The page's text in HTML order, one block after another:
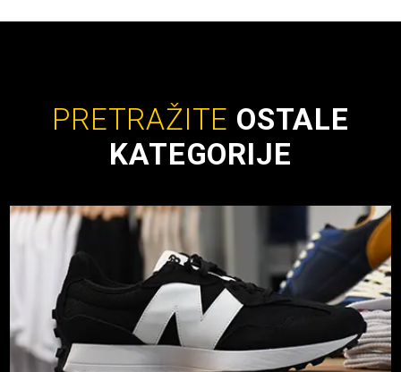
PRETRAŽITE OSTALE
KATEGORIJE